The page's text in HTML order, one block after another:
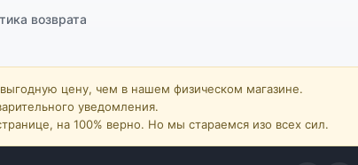
возврата
цену, чем в нашем физическом магазине.
уведомления.
на 100% верно. Но мы стараемся изо всех сил.